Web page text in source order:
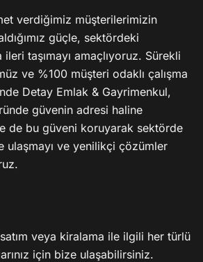
verdiğimiz müşterilerimizin
güçle, sektördeki
taşımayı amaçlıyoruz. Sürekli
ve %100 müşteri odaklı çalışma
Detay Emlak & Gayrimenkul,
güvenin adresi haline
de bu güveni koruyarak sektörde
ulaşmayı ve yenilikçi çözümler
veya kiralama ile ilgili her türlü
için bize ulaşabilirsiniz.